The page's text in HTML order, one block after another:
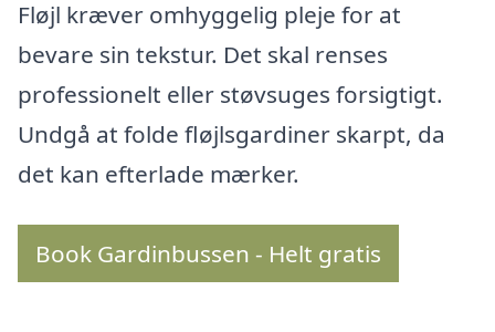
Fløjl kræver omhyggelig pleje for at
bevare sin tekstur. Det skal renses
professionelt eller støvsuges forsigtigt.
Undgå at folde fløjlsgardiner skarpt, da
det kan efterlade mærker.
Book Gardinbussen - Helt gratis